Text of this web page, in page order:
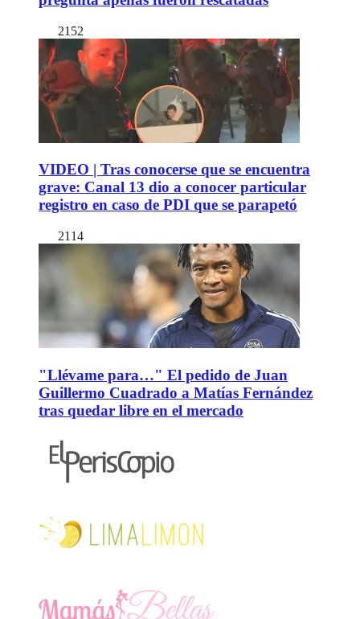
2152
VIDEO | Tras conocerse que se encuentra
grave: Canal 13 dio a conocer particular
registro en caso de PDI que se parapetó
2114
"Llévame para…" El pedido de Juan
Guillermo Cuadrado a Matías Fernández
tras quedar libre en el mercado